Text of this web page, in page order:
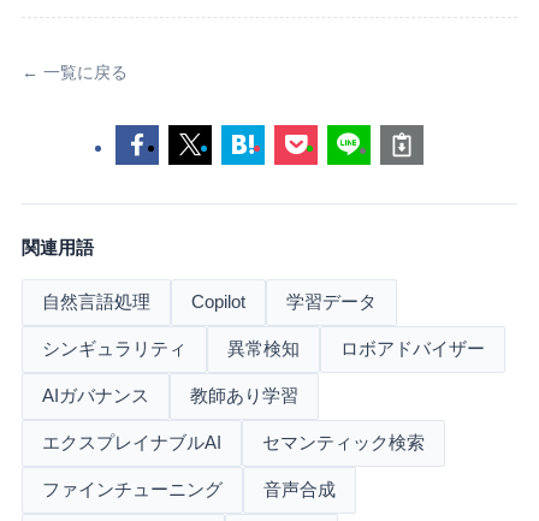
← 一覧に戻る
関連用語
自然言語処理 Copilot 学習データ
シンギュラリティ 異常検知 ロボアドバイザー
AIガバナンス 教師あり学習
エクスプレイナブルAI セマンティック検索
ファインチューニング 音声合成